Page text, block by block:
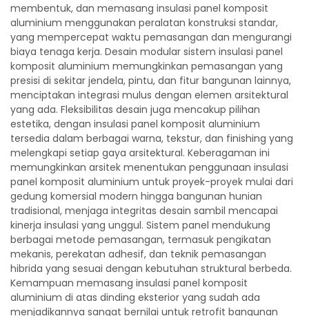
membentuk, dan memasang insulasi panel komposit
aluminium menggunakan peralatan konstruksi standar,
yang mempercepat waktu pemasangan dan mengurangi
biaya tenaga kerja. Desain modular sistem insulasi panel
komposit aluminium memungkinkan pemasangan yang
presisi di sekitar jendela, pintu, dan fitur bangunan lainnya,
menciptakan integrasi mulus dengan elemen arsitektural
yang ada. Fleksibilitas desain juga mencakup pilihan
estetika, dengan insulasi panel komposit aluminium
tersedia dalam berbagai warna, tekstur, dan finishing yang
melengkapi setiap gaya arsitektural. Keberagaman ini
memungkinkan arsitek menentukan penggunaan insulasi
panel komposit aluminium untuk proyek-proyek mulai dari
gedung komersial modern hingga bangunan hunian
tradisional, menjaga integritas desain sambil mencapai
kinerja insulasi yang unggul. Sistem panel mendukung
berbagai metode pemasangan, termasuk pengikatan
mekanis, perekatan adhesif, dan teknik pemasangan
hibrida yang sesuai dengan kebutuhan struktural berbeda.
Kemampuan memasang insulasi panel komposit
aluminium di atas dinding eksterior yang sudah ada
menjadikannya sangat bernilai untuk retrofit bangunan